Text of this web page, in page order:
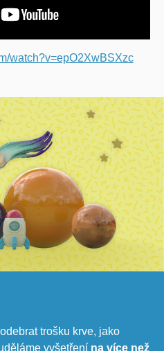
watch?v=epO2XwBSXzc
trošku krve, jako
vyšetření na více než